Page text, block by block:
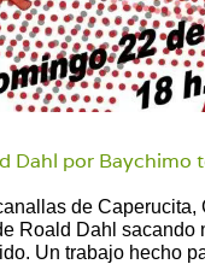
Dahl por Baychimo
de Caperucita,
Roald Dahl sacando
Un trabajo hecho